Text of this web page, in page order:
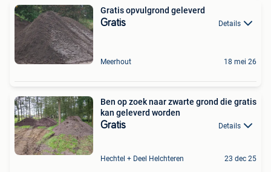
Gratis opvulgrond geleverd
Gratis Details
Meerhout 18 mei 26
Ben op zoek naar zwarte grond die gratis
kan geleverd worden
Gratis Details
Hechtel + Deel Helchteren 23 dec 25